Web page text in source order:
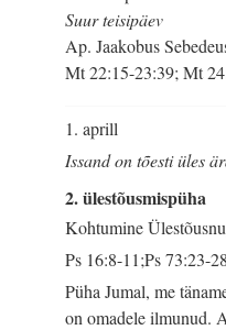
Suur teisipäev
Ap. Jaakobus
Mt 22:15-23:39; Mt
1. aprill
Issand on tõesti üles
2. ülestõusmispüha
Kohtumine
Ps 16:8-11;Ps 73:23-
Püha Jumal, me
on omadele ilmunud.